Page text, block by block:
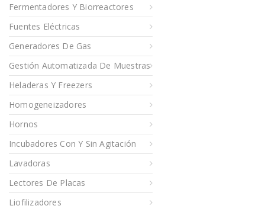
Fermentadores Y Biorreactores
Fuentes Eléctricas
Generadores De Gas
Gestión Automatizada De Muestras
Heladeras Y Freezers
Homogeneizadores
Hornos
Incubadores Con Y Sin Agitación
Lavadoras
Lectores De Placas
Liofilizadores